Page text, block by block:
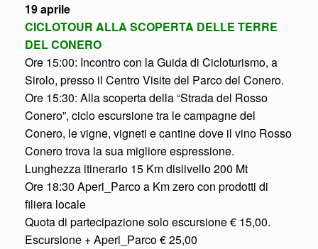
19 aprile
CICLOTOUR ALLA SCOPERTA DELLE TERRE
DEL CONERO
Ore 15:00: Incontro con la Guida di Cicloturismo, a
Sirolo, presso il Centro Visite del Parco del Conero.
Ore 15:30: Alla scoperta della “Strada del Rosso
Conero”, ciclo escursione tra le campagne del
Conero, le vigne, vigneti e cantine dove il vino Rosso
Conero trova la sua migliore espressione.
Lunghezza itinerario 15 Km dislivello 200 Mt
Ore 18:30 Aperi_Parco a Km zero con prodotti di
filiera locale
Quota di partecipazione solo escursione € 15,00.
Escursione + Aperi_Parco € 25,00